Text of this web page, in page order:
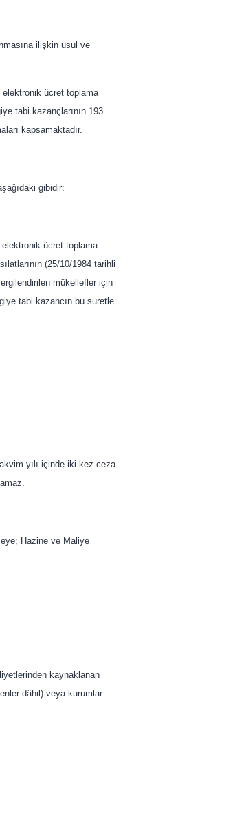
ilişkin usul ve
elektronik ücret toplama
tabi kazançlarının 193
kapsamaktadır.
gibidir:
elektronik ücret toplama
(25/10/1984 tarihli
mükellefler için
tabi kazancın bu suretle
yılı içinde iki kez ceza
Hazine ve Maliye
kaynaklanan
dâhil) veya kurumlar